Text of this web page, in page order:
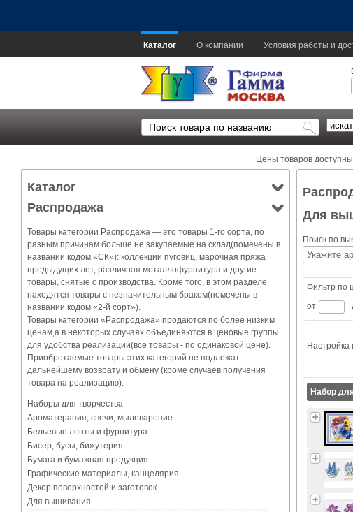
Каталог О компании Условия работы и
Цены товаров
Каталог
Распродажа
Товары категории Распродажа — это товары 1-го сорта, по
разным причинам больше не закупаемые на склад(помечены в
названии кодом «СК»): коллекции пуговиц, марочная пряжа
предыдущих лет, различная металлофурнитура и другие
товары, снятые с производства. Кроме того, в этом разделе
находятся товары с незначительным браком(помечены в
названии кодом «2-й сорт»).
Товары категории «Распродажа» продаются по более низким
ценам,а в некоторых случаях объединяются в ценовые группы
для удобства реализации(все товары - по одинаковой цене).
Приобретаемые товары этих категорий не подлежат
дальнейшему возврату и обмену (кроме случаев получения
товара на реализацию).
Наборы для творчества
Ароматерапия, свечи, мыловарение
Бельевые ленты и фурнитура
Бисер, бусы, бижутерия
Бумага и бумажная продукция
Графические материалы, канцелярия
Декор поверхностей и заготовок
Для вышивания
Для
Поиск по
Фильтр по
от
Настройка
Набор